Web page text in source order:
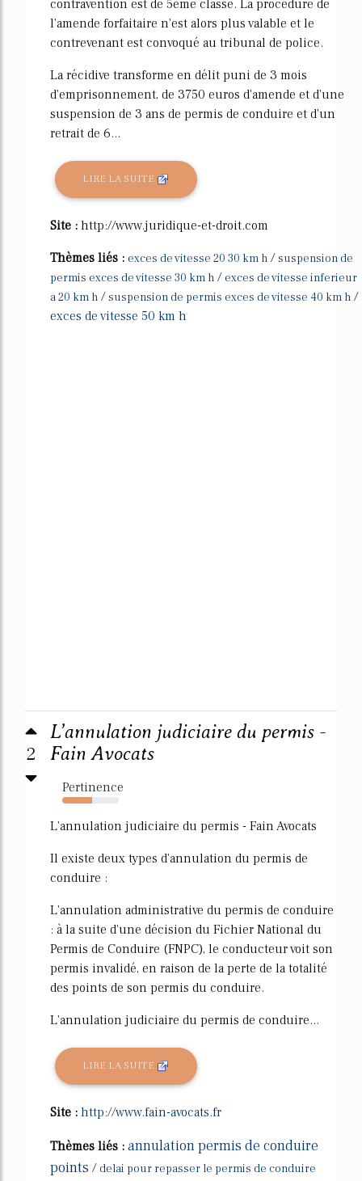
contravention est de 5ème classe. La procédure de
l'amende forfaitaire n'est alors plus valable et le
contrevenant est convoqué au tribunal de police.
La récidive transforme en délit puni de 3 mois
d'emprisonnement, de 3750 euros d'amende et d'une
suspension de 3 ans de permis de conduire et d'un
retrait de 6...
LIRE LA SUITE
Site : http://www.juridique-et-droit.com
Thèmes liés : exces de vitesse 20 30 km h /suspension de
permis exces de vitesse 30 km h / exces de vitesse inferieur
a 20 km h /suspension de permis exces de vitesse 40 km h /
exces de vitesse 50 km h
2
L’annulation judiciaire du permis -
Fain Avocats
Pertinence
53%
L'annulation judiciaire du permis - Fain Avocats
Il existe deux types d'annulation du permis de
conduire :
L'annulation administrative du permis de conduire
: à la suite d'une décision du Fichier National du
Permis de Conduire (FNPC), le conducteur voit son
permis invalidé, en raison de la perte de la totalité
des points de son permis du conduire.
L'annulation judiciaire du permis de conduire...
LIRE LA SUITE
Site : http://www.fain-avocats.fr
Thèmes liés : annulation permis de conduire
points / delai pour repasser le permis de conduire